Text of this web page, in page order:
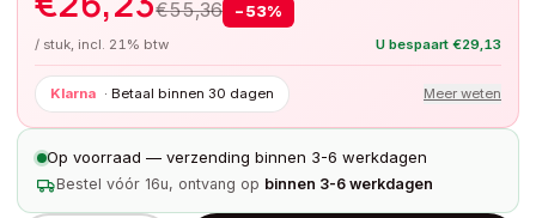
€55,36 − 53%
/ stuk, incl. 21% btw U bespaart €29,13
Klarna · Betaal binnen 30 dagen Meer weten
Op voorraad — verzending binnen 3-6 werkdagen
Bestel vóór 16u, ontvang op binnen 3-6 werkdagen